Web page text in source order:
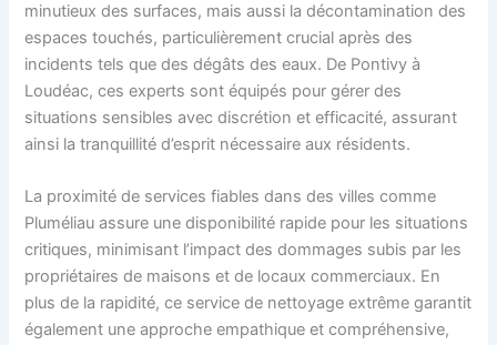
minutieux des surfaces, mais aussi la décontamination des
espaces touchés, particulièrement crucial après des
incidents tels que des dégâts des eaux. De Pontivy à
Loudéac, ces experts sont équipés pour gérer des
situations sensibles avec discrétion et efficacité, assurant
ainsi la tranquillité d’esprit nécessaire aux résidents.
La proximité de services fiables dans des villes comme
Pluméliau assure une disponibilité rapide pour les situations
critiques, minimisant l’impact des dommages subis par les
propriétaires de maisons et de locaux commerciaux. En
plus de la rapidité, ce service de nettoyage extrême garantit
également une approche empathique et compréhensive,